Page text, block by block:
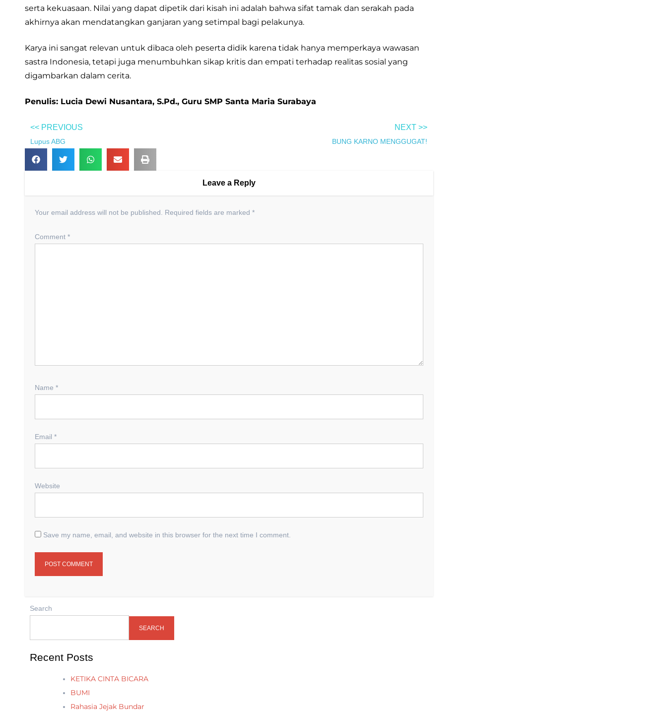
serta kekuasaan. Nilai yang dapat dipetik dari kisah ini adalah bahwa sifat tamak dan serakah pada
akhirnya akan mendatangkan ganjaran yang setimpal bagi pelakunya.
Karya ini sangat relevan untuk dibaca oleh peserta didik karena tidak hanya memperkaya wawasan
sastra Indonesia, tetapi juga menumbuhkan sikap kritis dan empati terhadap realitas sosial yang
digambarkan dalam cerita.
Penulis: Lucia Dewi Nusantara, S.Pd., Guru SMP Santa Maria Surabaya
<< PREVIOUS
Lupus ABG
NEXT >>
BUNG KARNO MENGGUGAT!
Leave a Reply
Your email address will not be published. Required fields are marked *
Comment *
Name *
Email *
Website
Save my name, email, and website in this browser for the next time I comment.
Search
SEARCH
Recent Posts
KETIKA CINTA BICARA
BUMI
Rahasia Jejak Bundar